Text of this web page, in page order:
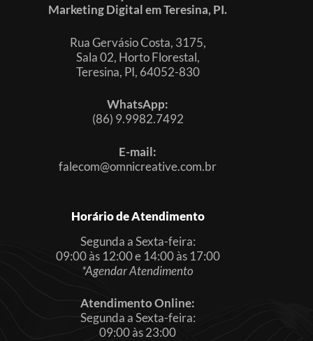
Marketing Digital em Teresina, PI.
Rua Gervásio Costa, 3175,
Sala 02, Horto Florestal,
Teresina, PI, 64052-830
WhatsApp:
(86) 9.9982.7492
E-mail:
falecom@omnicreative.com.br
Horário de Atendimento
Segunda a Sexta-feira:
09:00 às 12:00 e 14:00 às 17:00
*Agendar Atendimento
Atendimento Online:
Segunda a Sexta-feira:
09:00 às 23:00